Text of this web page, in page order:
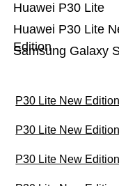
Samsung Galaxy
Huawei P30 Lite
Edition
Huawei P30 Lite
P30 Lite New
P30 Lite New
P30 Lite New